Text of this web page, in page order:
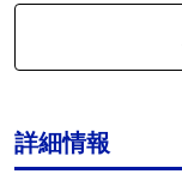
詳細情報